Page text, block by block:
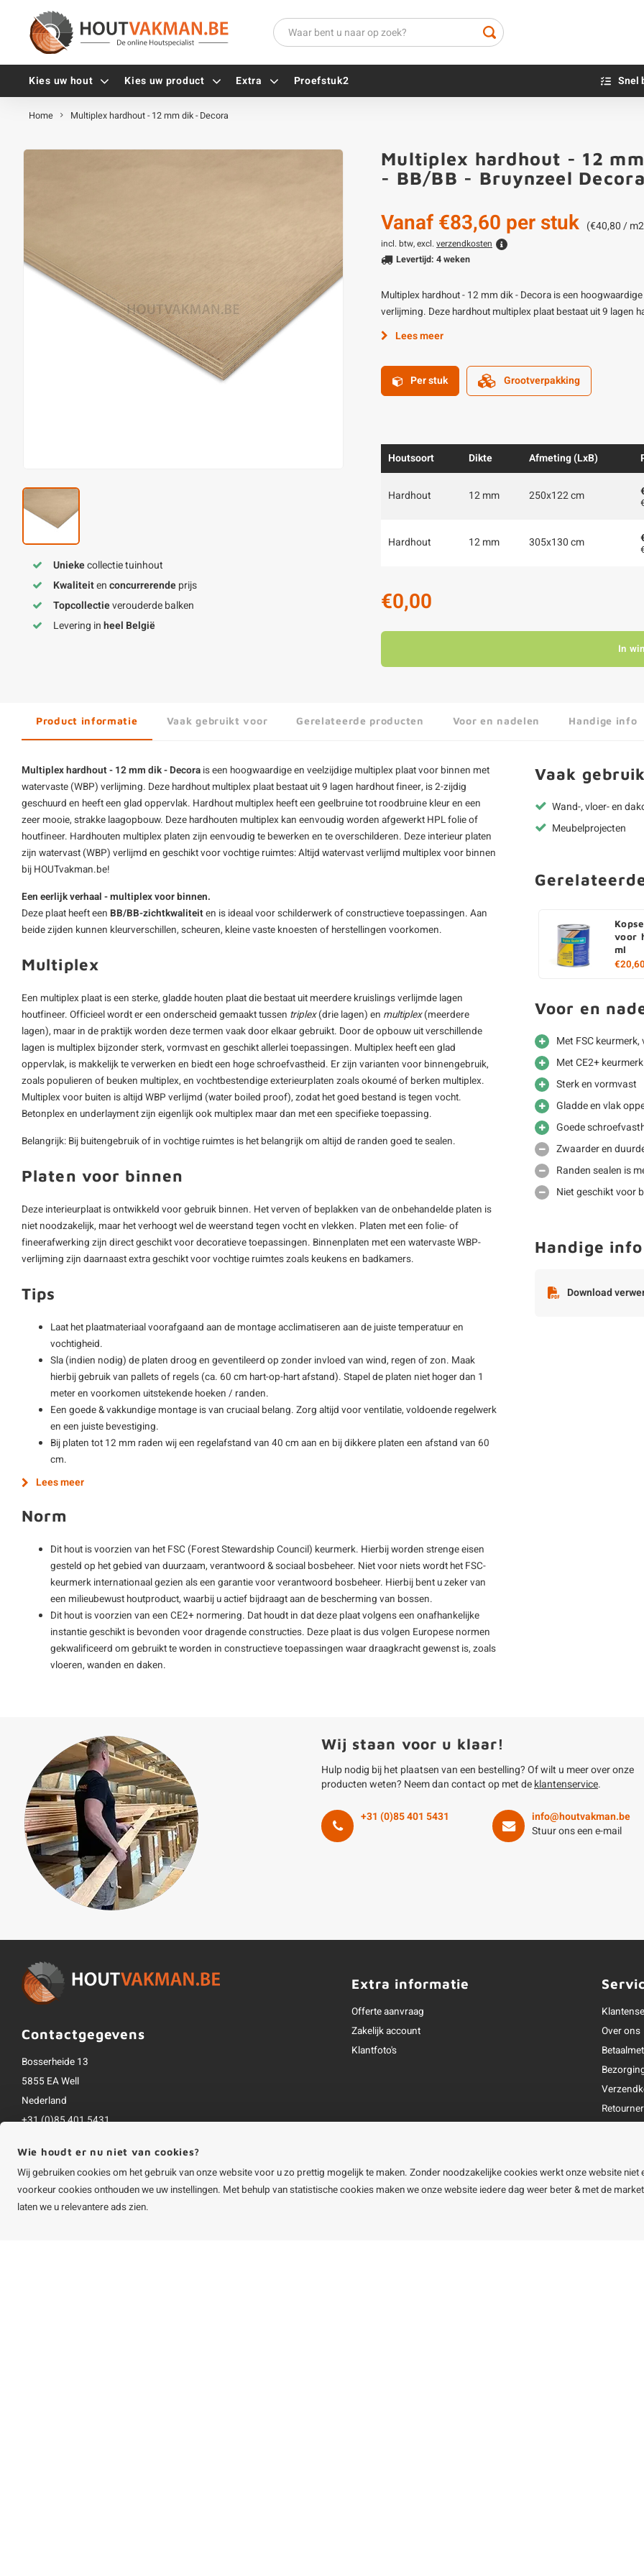
Kies uw hout Kies uw product Extra
Zwarte schroeven
Alle vijzen
Houten pennen
Blauwsteen sokkels
Olie - voor buiten
Impregneer
Olie en lak - voor
Proefstuk2 Snel
Home Multiplex hardhout - 12 mm dik - Decora
Uniekecollectie tuinhout
Kwaliteitenconcurrerendeprijs
Topcollectieverouderde balken
Levering inheel België
Multiplex hardhout - 12
- BB/BB - Bruynzeel
Vanaf€83,60 per stuk (€40,80 /
incl. btw, excl. verzendkosten
Levertijd: 4 weken
Multiplex hardhout - 12 mm dik - Decora is een
verlijming. Deze hardhout multiplex plaat bestaat uit 9 lagen
Lees meer
Per stuk Grootverpakking
Houtsoort Dikte Afmeting (LxB)
Hardhout 12 mm 250x122 cm
Hardhout 12 mm 305x130 cm
€0,00
In
Product informatie Vaak gebruikt voor Gerelateerde producten Voor en nadelen Handige info
Multiplex hardhout - 12 mm dik - Decora is een hoogwaardige en veelzijdige multiplex plaat voor binnen met
watervaste (WBP) verlijming. Deze hardhout multiplex plaat bestaat uit 9 lagen hardhout fineer, is 2-zijdig
geschuurd en heeft een glad oppervlak. Hardhout multiplex heeft een geelbruine tot roodbruine kleur en een
zeer mooie, strakke laagopbouw. Deze hardhouten multiplex kan eenvoudig worden afgewerkt HPL folie of
houtfineer. Hardhouten multiplex platen zijn eenvoudig te bewerken en te overschilderen. Deze interieur platen
zijn watervast (WBP) verlijmd en geschikt voor vochtige ruimtes: Altijd watervast verlijmd multiplexvoor binnen
bij HOUTvakman.be!
Een eerlijk verhaal - multiplex voor binnen.
Deze plaat heeft een BB/BB-zichtkwaliteiten is ideaal voor schilderwerk of constructieve toepassingen. Aan
beide zijden kunnen kleurverschillen, scheuren, kleine vaste knoesten of herstellingen voorkomen.
Multiplex
Een multiplex plaat is een sterke, gladde houten plaat die bestaat uit meerdere kruislings verlijmde lagen
houtfineer. Officieel wordt er een onderscheid gemaakt tussen triplex(drie lagen) en multiplex(meerdere
lagen), maar in de praktijk worden deze termen vaak door elkaar gebruikt. Door de opbouw uit verschillende
lagen is multiplex bijzonder sterk, vormvast en geschikt allerlei toepassingen. Multiplex heeft een glad
oppervlak, is makkelijk te verwerken en biedt een hoge schroefvastheid. Er zijn varianten voor binnengebruik,
zoals populieren of beuken multiplex, en vochtbestendige exterieurplaten zoals okoumé of berken multiplex.
Multiplex voor buiten is altijd WBP verlijmd (water boiled proof), zodat het goed bestand is tegen vocht.
Betonplex en underlayment zijn eigenlijk ook multiplex maar dan met een specifieke toepassing.
Belangrijk: Bij buitengebruik of in vochtige ruimtes is het belangrijk om altijd de randen goed te sealen.
Platen voor binnen
Deze interieurplaat is ontwikkeld voor gebruik binnen. Het verven of beplakken van de onbehandelde platen is
niet noodzakelijk, maar het verhoogt wel de weerstand tegen vocht en vlekken. Platen met een folie- of
fineerafwerking zijn direct geschikt voor decoratieve toepassingen. Binnenplaten met een watervaste WBP-
verlijming zijn daarnaast extra geschikt voor vochtige ruimtes zoals keukens en badkamers.
Tips
Laat het plaatmateriaal voorafgaand aan de montage acclimatiseren aan de juiste temperatuur en
vochtigheid.
Sla (indien nodig) de platen droog en geventileerd op zonder invloed van wind, regen of zon. Maak
hierbij gebruik van pallets of regels (ca. 60 cm hart-op-hart afstand). Stapel de platen niet hoger dan 1
meter en voorkomen uitstekende hoeken / randen.
Een goede & vakkundige montage is van cruciaal belang. Zorg altijd voor ventilatie, voldoende regelwerk
en een juiste bevestiging.
Bij platen tot 12 mm raden wij een regelafstand van 40 cm aan en bij dikkere platen een afstand van 60
cm.
Lees meer
Norm
Dit hout is voorzien van het FSC (Forest Stewardship Council) keurmerk. Hierbij worden strenge eisen
gesteld op het gebied van duurzaam, verantwoord & sociaal bosbeheer. Niet voor niets wordt het FSC-
keurmerk internationaal gezien als een garantie voor verantwoord bosbeheer. Hierbij bent u zeker van
een milieubewust houtproduct, waarbij u actief bijdraagt aan de bescherming van bossen.
Dit hout is voorzien van een CE2+ normering. Dat houdt in dat deze plaat volgens een onafhankelijke
instantie geschikt is bevonden voor dragende constructies. Deze plaat is dus volgen Europese normen
gekwalificeerd om gebruikt te worden in constructieve toepassingen waar draagkracht gewenst is, zoals
vloeren, wanden en daken.
Vaak
Wand-, vloer- en
Meubelprojecten
voor
ml
€20,60
Voor en
Met FSC
Met CE2+
Sterk en vormvast
Gladde en vlak
Goede
Zwaarder en
Randen sealen is
Niet geschikt voor
Handige info
Download
Wij staan voor u klaar!
Hulp nodig bij het plaatsen van een bestelling? Of wilt u meer over onze
producten weten? Neem dan contact op met deklantenservice.
+31 (0)85 401 5431
info@houtvakman.be
Stuur ons een e-mail
Contactgegevens
Bosserheide 13
5855 EA Well
Nederland
+31 (0)85 401 5431
Alle bedragen zijn incl. btw
Extra informatie
Offerte aanvraag
Zakelijk account
Klantfoto's
Over ons
Wie houdt er nu niet van cookies?
Wij gebruiken cookies om het gebruik van onze website voor u zo prettig mogelijk te maken. Zonder noodzakelijke cookies werkt onze website niet
voorkeur cookies onthouden we uw instellingen. Met behulp van statistische cookies maken we onze website iedere dag weer beter & met de
laten we u relevantere ads zien.